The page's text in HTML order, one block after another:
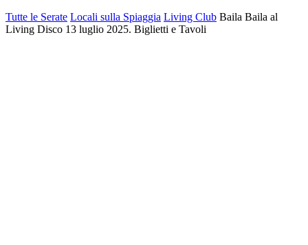
Tutte le Serate Locali sulla Spiaggia Living Club Baila Baila al
Living Disco 13 luglio 2025. Biglietti e Tavoli